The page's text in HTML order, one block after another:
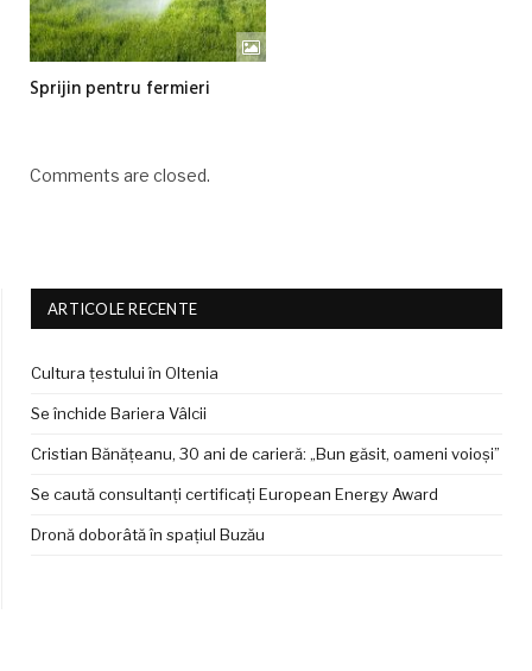
Sprijin pentru fermieri
Comments are closed.
ARTICOLE RECENTE
Cultura țestului în Oltenia
Se închide Bariera Vâlcii
Cristian Bănățeanu, 30 ani de carieră: „Bun găsit, oameni voioși”
Se caută consultanți certificați European Energy Award
Dronă doborâtă în spațiul Buzău